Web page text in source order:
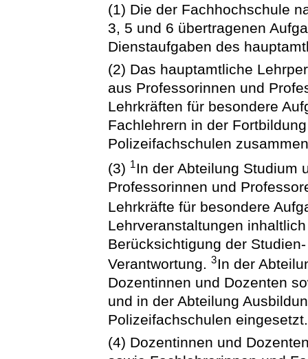
(1) Die der Fachhochschule
3, 5 und 6 übertragenen
Dienstaufgaben des
(2) Das hauptamtliche
aus Professorinnen und
Lehrkräften für besondere
Fachlehrern in der
Polizeifachschulen
(3) 1 In der Abteilung Studium
Professorinnen und
Lehrkräfte für besondere
Lehrveranstaltungen
Berücksichtigung der
Verantwortung.3In der
Dozentinnen und Dozenten
und in der Abteilung
Polizeifachschulen eingesetzt.
(4) Dozentinnen und